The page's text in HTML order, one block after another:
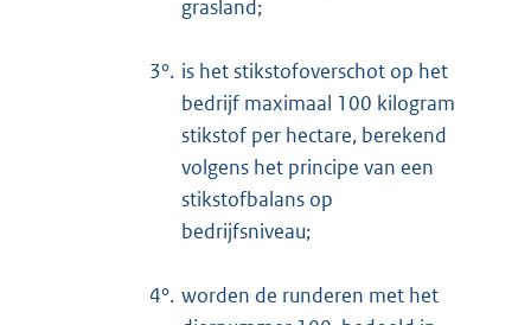
grasland;
3°. is het stikstofoverschot op het
bedrijf maximaal 100 kilogram
stikstof per hectare, berekend
volgens het principe van een
stikstofbalans op
bedrijfsniveau;
4°. worden de runderen met het